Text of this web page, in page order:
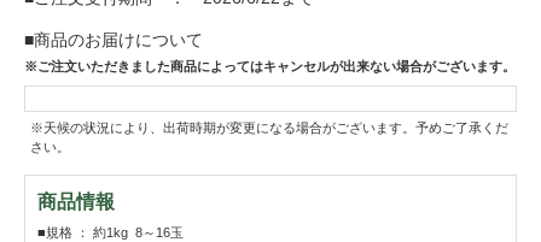
■商品のお届けについて
※ご注文いただきました商品によってはキャンセルが出来ない場合がございます。
※天候の状況により、出荷時期が変更になる場合がございます。予めご了承くだ
さい。
商品情報
■規格 ： 約1kg 8～16玉